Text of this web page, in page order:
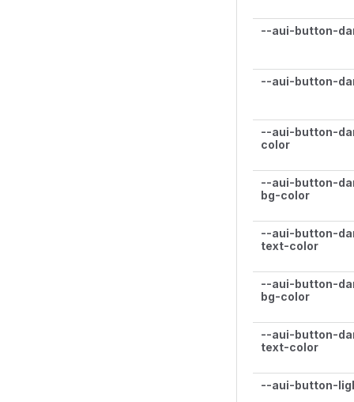
--aui-button-
--aui-button-
--aui-button-
color
--aui-button-
bg-color
--aui-button-
text-color
--aui-button-
bg-color
--aui-button-
text-color
--aui-button-